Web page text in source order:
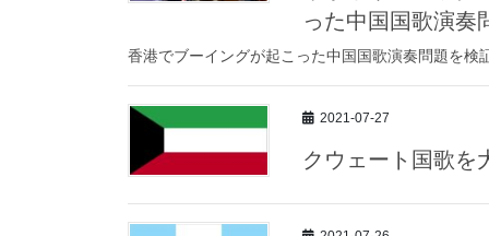
った中国国歌演奏
香港でブーイングが起こった中国国歌演奏問題を検
2021-07-27
クウェート国歌を